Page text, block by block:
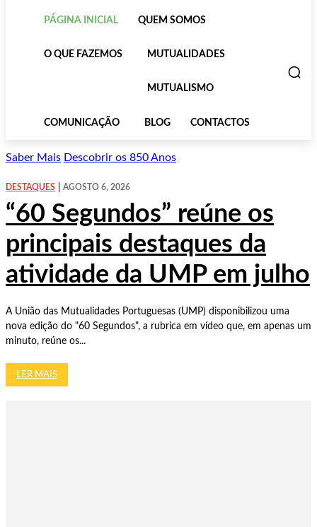
PÁGINA INICIAL QUEM SOMOS
O QUE FAZEMOS MUTUALIDADES
MUTUALISMO
COMUNICAÇÃO BLOG CONTACTOS
Saber Mais Descobrir os 850 Anos
DESTAQUES AGOSTO 6, 2026
“60 Segundos” reúne os
principais destaques da
atividade da UMP em julho
A União das Mutualidades Portuguesas (UMP) disponibilizou uma
nova edição do "60 Segundos", a rubrica em vídeo que, em apenas um
minuto, reúne os...
LER MAIS